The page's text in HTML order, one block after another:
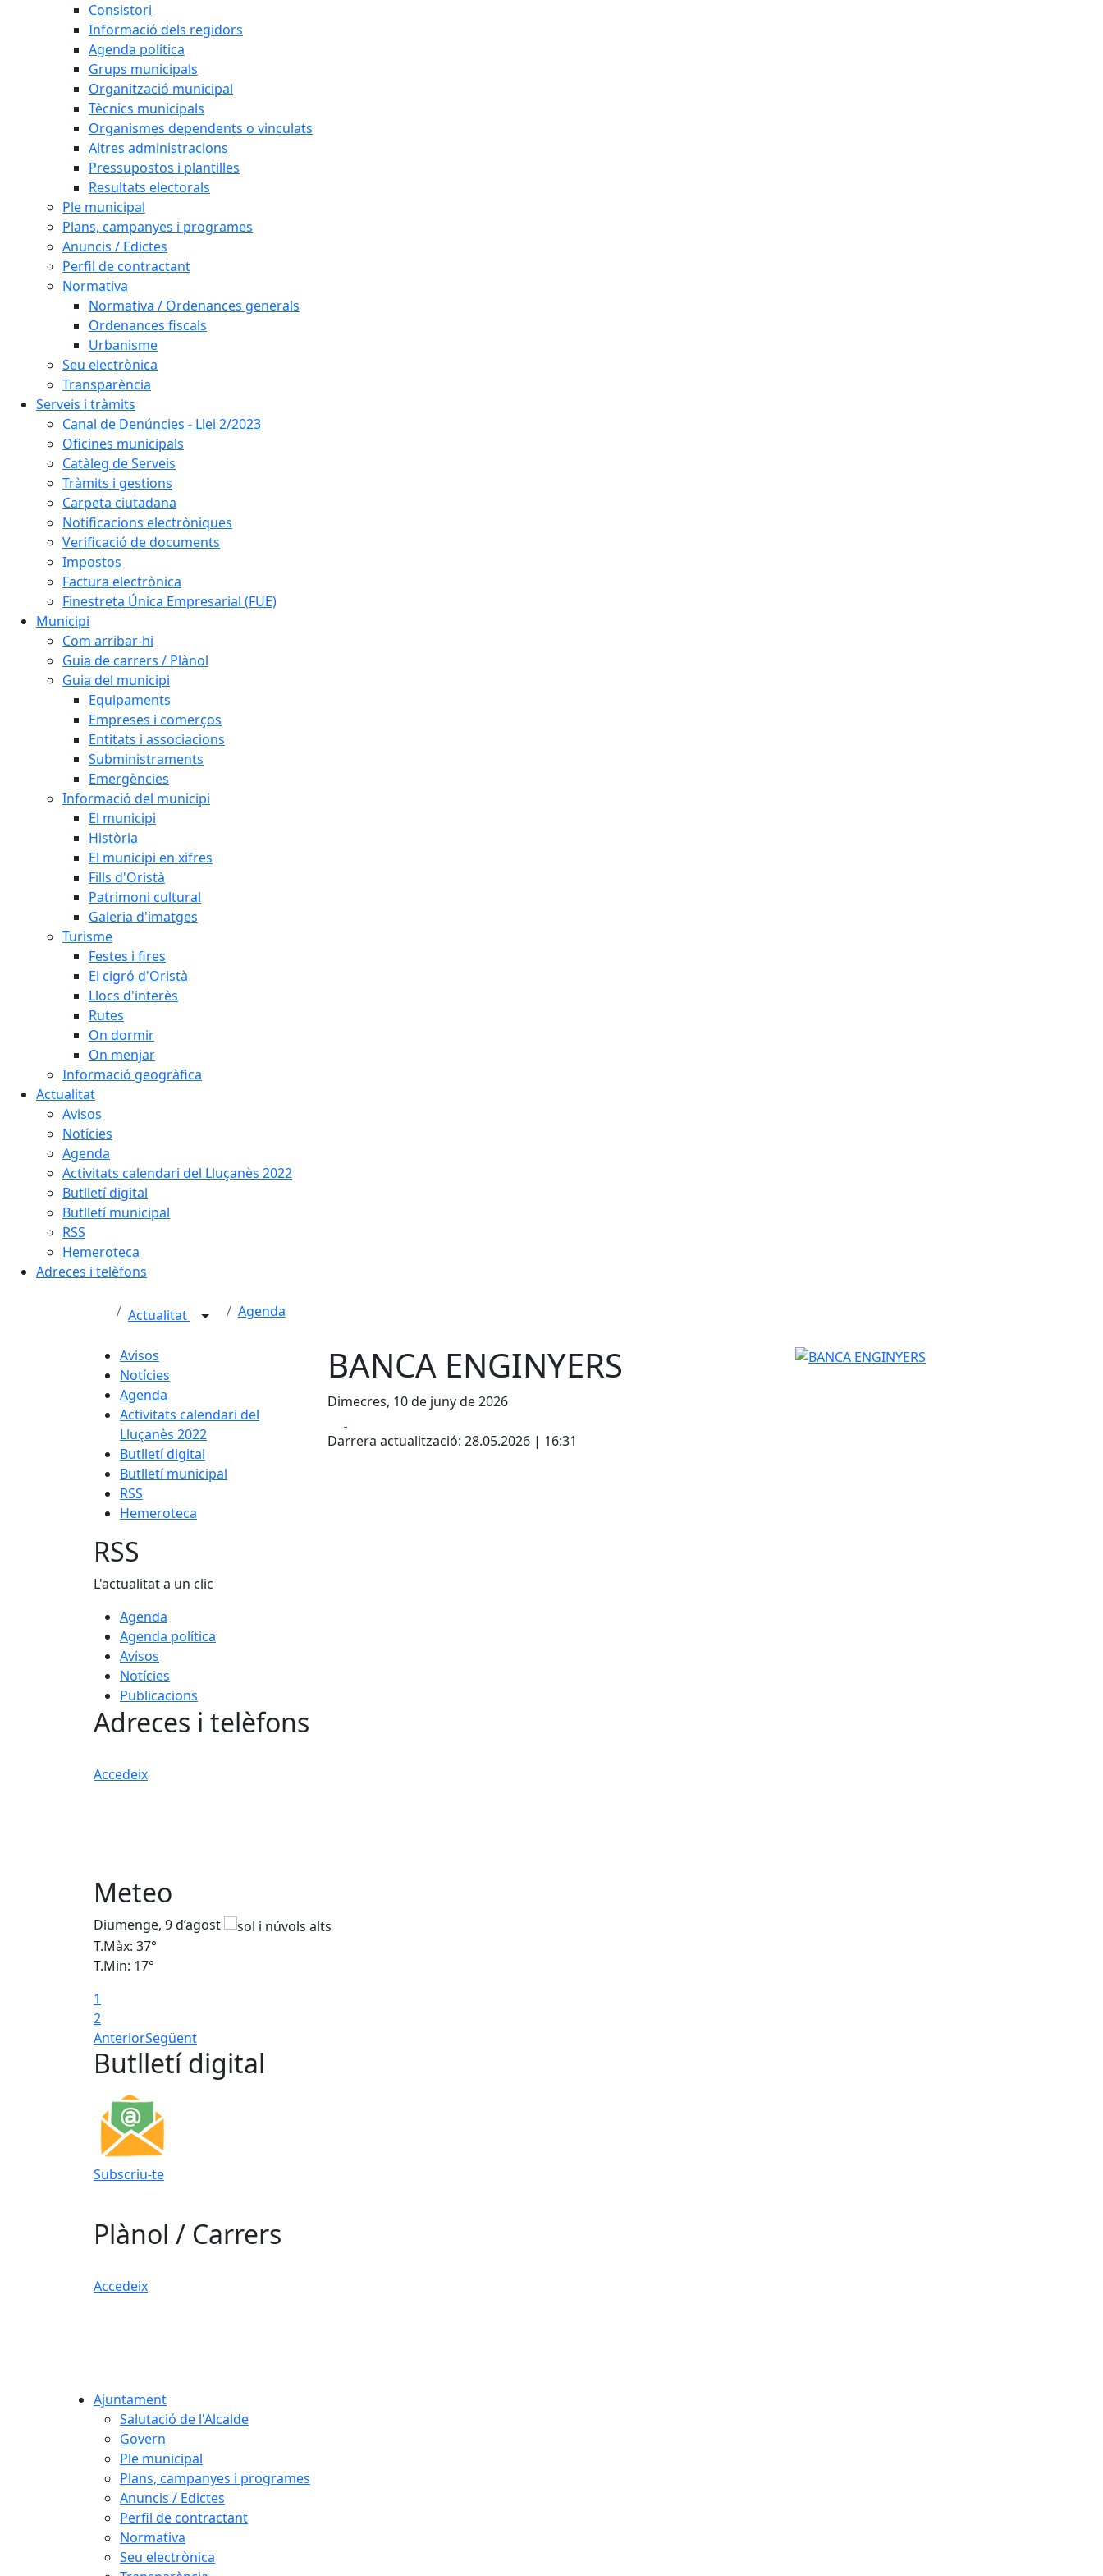
Consistori
Informació dels regidors
Agenda política
Grups municipals
Organització municipal
Tècnics municipals
Organismes dependents o vinculats
Altres administracions
Pressupostos i plantilles
Resultats electorals
Ple municipal
Plans, campanyes i programes
Anuncis / Edictes
Perfil de contractant
Normativa
Normativa / Ordenances generals
Ordenances fiscals
Urbanisme
Seu electrònica
Transparència
Serveis i tràmits
Canal de Denúncies - Llei 2/2023
Oficines municipals
Catàleg de Serveis
Tràmits i gestions
Carpeta ciutadana
Notificacions electròniques
Verificació de documents
Impostos
Factura electrònica
Finestreta Única Empresarial (FUE)
Municipi
Com arribar-hi
Guia de carrers / Plànol
Guia del municipi
Equipaments
Empreses i comerços
Entitats i associacions
Subministraments
Emergències
Informació del municipi
El municipi
Història
El municipi en xifres
Fills d'Oristà
Patrimoni cultural
Galeria d'imatges
Turisme
Festes i fires
El cigró d'Oristà
Llocs d'interès
Rutes
On dormir
On menjar
Informació geogràfica
Actualitat
Avisos
Notícies
Agenda
Activitats calendari del Lluçanès 2022
Butlletí digital
Butlletí municipal
RSS
Hemeroteca
Adreces i telèfons
Actualitat Agenda
Avisos
Notícies
Agenda
Activitats calendari del
Lluçanès 2022
Butlletí digital
Butlletí municipal
RSS
Hemeroteca
BANCA ENGINYERS
Dimecres, 10 de juny de 2026
Darrera actualització: 28.05.2026 | 16:31
BANCA ENGINYERS
RSS
L'actualitat a un clic
Agenda
Agenda política
Avisos
Notícies
Publicacions
Adreces i telèfons
Accedeix
Meteo
Diumenge, 9 d’agost
T.Màx: 37°
T.Min: 17°
1
2
AnteriorSegüent
Butlletí digital
Subscriu-te
Plànol / Carrers
Accedeix
Ajuntament
Salutació de l'Alcalde
Govern
Ple municipal
Plans, campanyes i programes
Anuncis / Edictes
Perfil de contractant
Normativa
Seu electrònica